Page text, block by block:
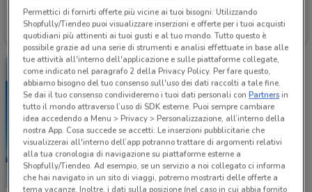
Ethos
Scade il 30/10 5.7 km
Ethos
Scade il 16/08
Permettici di fornirti offerte più vicine ai tuoi bisogni: Utilizzando
Shopfully/Tiendeo puoi visualizzare inserzioni e offerte per i tuoi acquisti
quotidiani più attinenti ai tuoi gusti e al tuo mondo. Tutto questo è
possibile grazie ad una serie di strumenti e analisi effettuate in base alle
tue attività all'interno dell'applicazione e sulle piattaforme collegate,
come indicato nel paragrafo 2 della Privacy Policy. Per fare questo,
abbiamo bisogno del tuo consenso sull'uso dei dati raccolti a tale fine.
Se dai il tuo consenso condivideremo i tuoi dati personali conPartnersin
tutto il mondo attraverso l’uso di SDK esterne. Puoi sempre cambiare
idea accedendo a Menu > Privacy > Personalizzazione, all’interno della
nostra App. Cosa succede se accetti: Le inserzioni pubblicitarie che
visualizzerai all'interno dell’app potranno trattare di argomenti relativi
alla tua cronologia di navigazione su piattaforme esterne a
Shopfully/Tiendeo. Ad esempio, se un servizio a noi collegato ci informa
che hai navigato in un sito di viaggi, potremo mostrarti delle offerte a
tema vacanze. Inoltre, i dati sulla posizione (nel caso in cui abbia fornito